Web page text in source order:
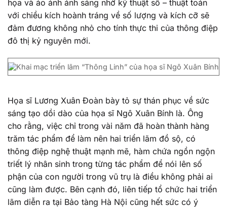
họa và ảo ảnh ánh sáng nhờ kỹ thuật số – thuật toán
với chiều kích hoành tráng về số lượng và kích cỡ sẽ
đảm đương không nhỏ cho tính thực thi của thông điệp
đô thị kỷ nguyên mới.
Họa sĩ Lương Xuân Đoàn bày tỏ sự thán phục về sức
sáng tạo dồi dào của họa sĩ Ngô Xuân Bính là. Ông
cho rằng, việc chỉ trong vài năm đã hoàn thành hàng
trăm tác phẩm để làm nên hai triển lãm đồ sộ, có
thông điệp nghệ thuật mạnh mẽ, hàm chứa ngồn ngộn
triết lý nhân sinh trong từng tác phẩm để nói lên số
phận của con người trong vũ trụ là điều không phải ai
cũng làm được. Bên cạnh đó, liên tiếp tổ chức hai triển
lãm diễn ra tại Bảo tàng Hà Nội cũng hết sức có ý